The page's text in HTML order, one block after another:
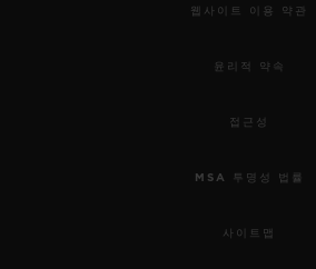
웹사이트 이용 약관
윤리적 약속
접근성
MSA 투명성 법률
사이트맵